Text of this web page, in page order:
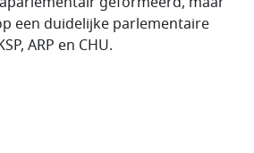
een duidelijke parlementaire
ARP en CHU.